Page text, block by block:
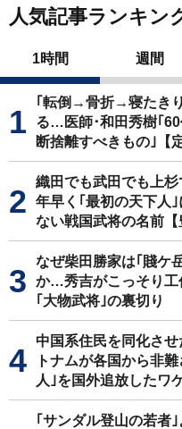
人気記事ランキン
1時間 週間
｢転倒→骨折→寝たき
る…医師･和田秀樹｢
断捨離すべきもの｣【
織田でも武田でも上
年早く｢最初の天下人
ない戦国武将の名前【
なぜ柴田勝家は｢賤ケ
か…秀吉がこっそり工
｢大物武将｣の裏切り
中国系住民を同化さ
トナムが各国から非
人｣を国外追放したワ
｢サンダル登山の若者